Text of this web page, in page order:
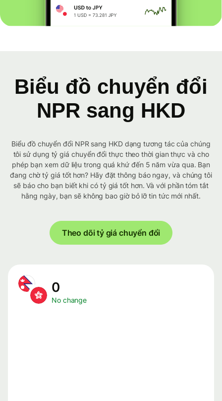
Biểu đồ chuyển đổi
NPR sang HKD
Biểu đồ chuyển đổi NPR sang HKD dạng tương tác của chúng
tôi sử dụng tỷ giá chuyển đổi thực theo thời gian thực và cho
phép bạn xem dữ liệu trong quá khứ đến 5 năm vừa qua. Bạn
đang chờ tỷ giá tốt hơn? Hãy đặt thông báo ngay, và chúng tôi
sẽ báo cho bạn biết khi có tỷ giá tốt hơn. Và với phần tóm tắt
hằng ngày, bạn sẽ không bao giờ bỏ lỡ tin tức mới nhất.
Theo dõi tỷ giá chuyển đổi
0
No change